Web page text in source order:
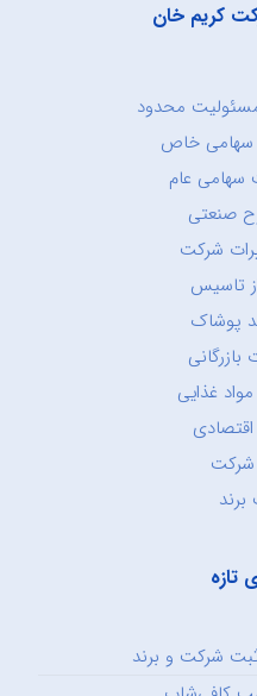
کریم خان
محدود
خاص
عام
صنعتی
شرکت
تاسیس
پوشاک
بازرگانی
غذایی
تازه
شرکت و برند